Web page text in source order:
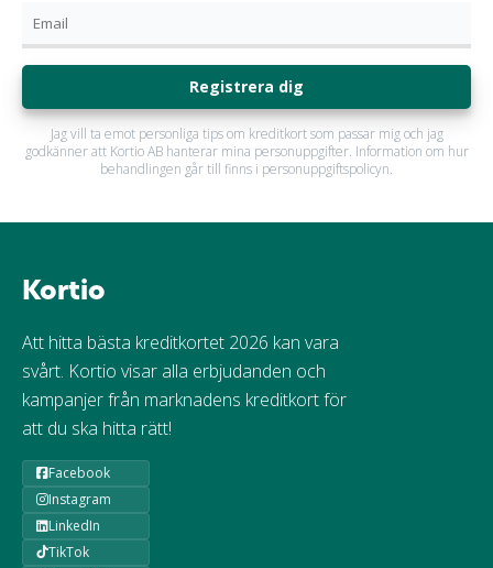
Registrera dig
Jag vill ta emot personliga tips om kreditkort som passar mig och jag
godkänner att Kortio AB hanterar mina personuppgifter. Information om hur
behandlingen går till finns i personuppgiftspolicyn.
Kortio
Att hitta bästa kreditkortet 2026 kan vara
svårt. Kortio visar alla erbjudanden och
kampanjer från marknadens kreditkort för
att du ska hitta rätt!
Facebook
Instagram
LinkedIn
TikTok